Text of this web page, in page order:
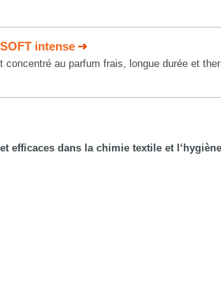
intense
concentré au parfum frais, longue durée et
efficaces dans la chimie textile et l‘hygiène